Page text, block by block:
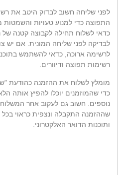
לפני שליחה חשוב לבדוק היטב את
התפוצה כדי למנוע טעויות והשמטות
כדאי לשלוח תחילה לקבוצה קטנה של
לבדיקה לפני שליחה המונית. אם יש
לרשימה ארוכה, כדאי להשתמש בתוכנות
רשימות תפוצה ודיוורים.
מומלץ לשלוח את ההזמנה כהודעת
כדי שהמוזמנים יוכלו להפיץ אותה
נוספים. חשוב גם לעקוב אחר המשלוח
שההזמנה התקבלה ונצפית כראוי בכל
ותוכנות הדואר האלקטרוני.